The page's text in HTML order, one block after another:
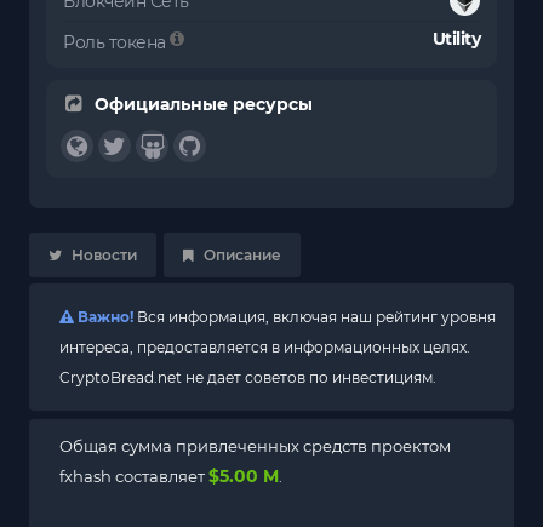
Роль токена
Utility
Официальные ресурсы
Новости Описание
Важно! Вся информация, включая наш рейтинг уровня
интереса, предоставляется в информационных целях.
CryptoBread.net не дает советов по инвестициям.
Общая сумма привлеченных средств проектом
fxhash составляет$5.00 M.